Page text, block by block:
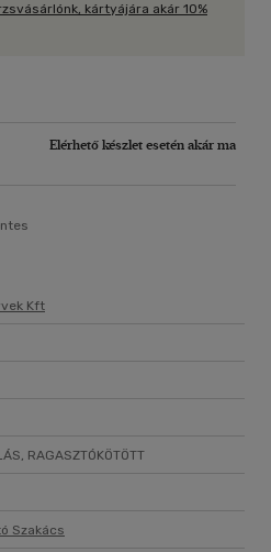
egészséges fogásaival.
hasznos információkkal
kártyájára akár 10%
Elérhető készlet esetén akár ma
Kft
RAGASZTÓKÖTÖTT
Szakács